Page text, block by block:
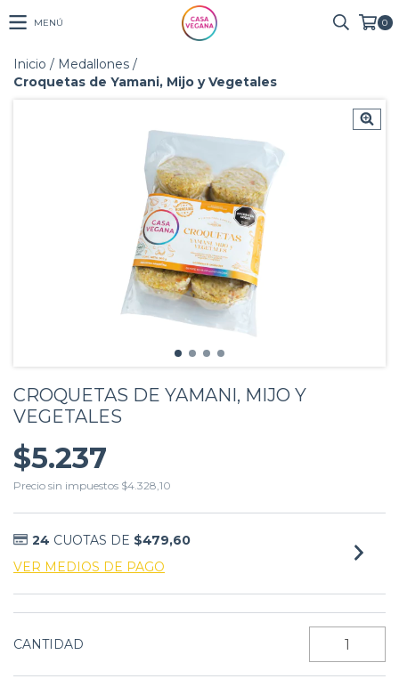
MENÚ 0
Inicio / Medallones /
Croquetas de Yamani, Mijo y Vegetales
CROQUETAS DE YAMANI, MIJO Y
VEGETALES
$5.237
Precio sin impuestos $4.328,10
24 CUOTAS DE $479,60
VER MEDIOS DE PAGO
CANTIDAD